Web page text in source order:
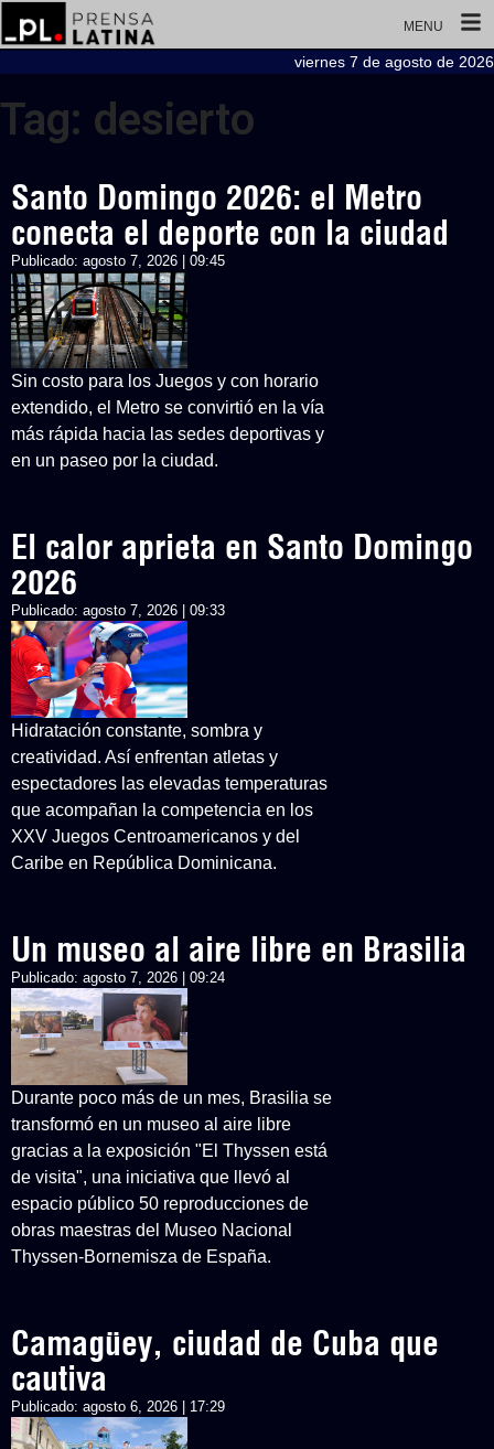
MENU
viernes 7 de agosto de 2026
Tag: desierto
Santo Domingo 2026: el Metro
conecta el deporte con la ciudad
Publicado: agosto 7, 2026 | 09:45
Sin costo para los Juegos y con horario
extendido, el Metro se convirtió en la vía
más rápida hacia las sedes deportivas y
en un paseo por la ciudad.
El calor aprieta en Santo Domingo
2026
Publicado: agosto 7, 2026 | 09:33
Hidratación constante, sombra y
creatividad. Así enfrentan atletas y
espectadores las elevadas temperaturas
que acompañan la competencia en los
XXV Juegos Centroamericanos y del
Caribe en República Dominicana.
Un museo al aire libre en Brasilia
Publicado: agosto 7, 2026 | 09:24
Durante poco más de un mes, Brasilia se
transformó en un museo al aire libre
gracias a la exposición "El Thyssen está
de visita", una iniciativa que llevó al
espacio público 50 reproducciones de
obras maestras del Museo Nacional
Thyssen-Bornemisza de España.
Camagüey, ciudad de Cuba que
cautiva
Publicado: agosto 6, 2026 | 17:29